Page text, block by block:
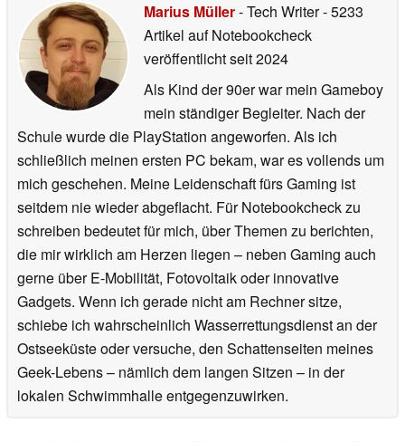
Marius Müller- Tech Writer- 5233
Artikel auf Notebookcheck
veröffentlichtseit 2024
Als Kind der 90er war mein Gameboy
mein ständiger Begleiter. Nach der
Schule wurde die PlayStation angeworfen. Als ich
schließlich meinen ersten PC bekam, war es vollends um
mich geschehen. Meine Leidenschaft fürs Gaming ist
seitdem nie wieder abgeflacht. Für Notebookcheck zu
schreiben bedeutet für mich, über Themen zu berichten,
die mir wirklich am Herzen liegen – neben Gaming auch
gerne über E-Mobilität, Fotovoltaik oder innovative
Gadgets. Wenn ich gerade nicht am Rechner sitze,
schiebe ich wahrscheinlich Wasserrettungsdienst an der
Ostseeküste oder versuche, den Schattenseiten meines
Geek-Lebens – nämlich dem langen Sitzen – in der
lokalen Schwimmhalle entgegenzuwirken.